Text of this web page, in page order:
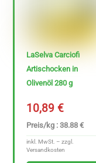
LaSelva Carciofi
Artischocken in
Olivenöl 280 g
10,89€
Preis/kg : 38.88 €
inkl. MwSt. – zzgl.
Versandkosten